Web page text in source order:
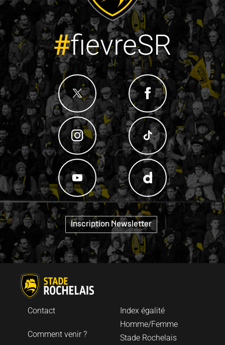
#fievreSR
Inscription Newsletter "
Index égalité
Homme/Femme
Stade Rochelais
Contact
Comment venir ?